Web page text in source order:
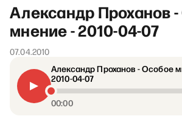
Александр Проханов
мнение - 2010-04-07
07.04.2010
Александр Проханов - Особое
2010-04-07
00:00